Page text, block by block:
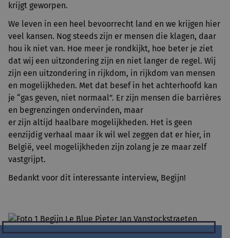
krijgt geworpen.
We leven in een heel bevoorrecht land en we krijgen hier
veel kansen. Nog steeds zijn er mensen die klagen, daar
hou ik niet van. Hoe meer je rondkijkt, hoe beter je ziet
dat wij een uitzondering zijn en niet langer de regel. Wij
zijn een uitzondering in rijkdom, in rijkdom van mensen
en mogelijkheden. Met dat besef in het achterhoofd kan
je “gas geven, niet normaal”. Er zijn mensen die barrières
en begrenzingen ondervinden, maar
er zijn altijd haalbare mogelijkheden. Het is geen
eenzijdig verhaal maar ik wil wel zeggen dat er hier, in
België, veel mogelijkheden zijn zolang je ze maar zelf
vastgrijpt.
Bedankt voor dit interessante interview, Begijn!